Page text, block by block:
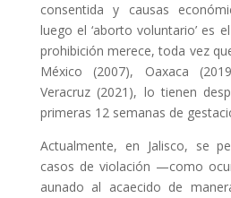
consentida y causas
luego el ‘aborto voluntario’ es
prohibición merece, toda vez
México (2007), Oaxaca
Veracruz (2021), lo tienen
primeras 12 semanas de
Actualmente, en Jalisco, se
casos de violación —como
aunado al acaecido de